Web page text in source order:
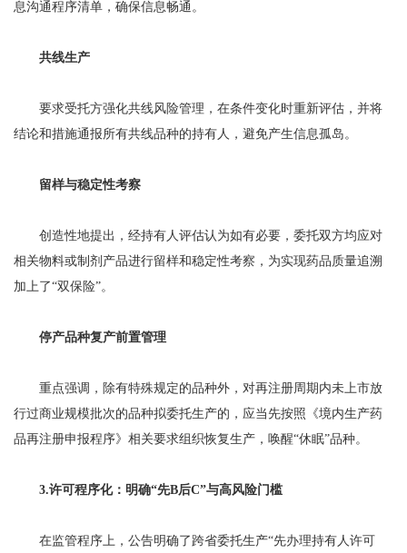
息沟通程序清单，确保信息畅通。
共线生产
要求受托方强化共线风险管理，在条件变化时重新评估，并将
结论和措施通报所有共线品种的持有人，避免产生信息孤岛。
留样与稳定性考察
创造性地提出，经持有人评估认为如有必要，委托双方均应对
相关物料或制剂产品进行留样和稳定性考察，为实现药品质量追溯
加上了“双保险”。
停产品种复产前置管理
重点强调，除有特殊规定的品种外，对再注册周期内未上市放
行过商业规模批次的品种拟委托生产的，应当先按照《境内生产药
品再注册申报程序》相关要求组织恢复生产，唤醒“休眠”品种。
3.许可程序化：明确“先B后C”与高风险门槛
在监管程序上，公告明确了跨省委托生产“先办理持有人许可